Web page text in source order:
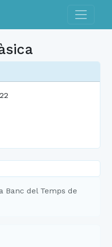
Toggle
Banc del Temps de